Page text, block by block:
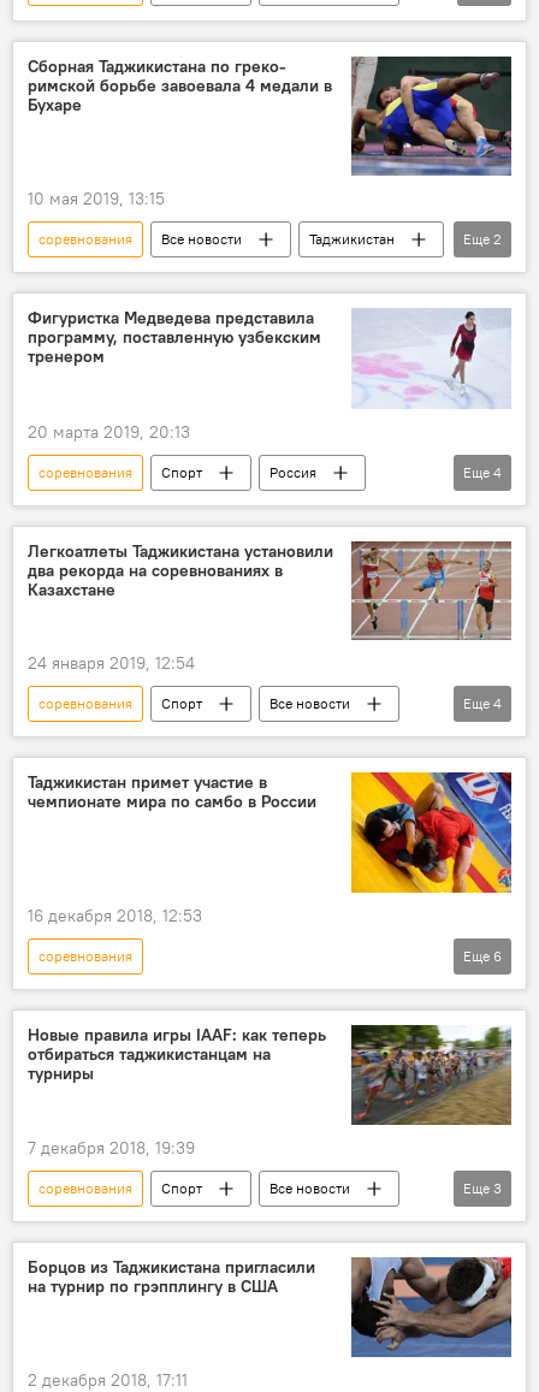
Таджикистан
Сборная Таджикистана по греко-
римской борьбе завоевала 4 медали в
Бухаре
10 мая 2019, 13:15
соревнования Все новости
Таджикистан
Спорт
Таджикистан: свежие новости спорта
Еще 2
Фигуристка Медведева представила
программу, поставленную узбекским
тренером
20 марта 2019, 20:13
соревнования Спорт
Россия
Все новости
фигуристка
Сайтама
Еще 4
Легкоатлеты Таджикистана установили
два рекорда на соревнованиях в
Казахстане
24 января 2019, 12:54
соревнования Спорт
Все новости
Таджикистан: свежие новости спорта
Казахстан
рекорд Таджикистан
Еще 4
Таджикистан примет участие в
чемпионате мира по самбо в России
16 декабря 2018, 12:53
соревнования
Таджикистан: свежие новости спорта
Спорт
самбо
Россия Таджикистан
Еще 6
Новые правила игры IAAF: как теперь
отбираться таджикистанцам на
турниры
7 декабря 2018, 19:39
соревнования Спорт
Все новости
Таджикистан: свежие новости спорта
Еще 3
Борцов из Таджикистана пригласили
на турнир по грэпплингу в США
2 декабря 2018, 17:11